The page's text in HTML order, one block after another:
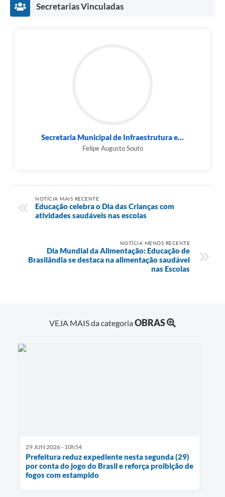
Secretarias Vinculadas
Secretaria Municipal de Infraestrutura e...
Felipe Augusto Souto
NOTÍCIA MAIS RECENTE
Educação celebra o Dia das Crianças com
atividades saudáveis nas escolas
NOTÍCIA MENOS RECENTE
Dia Mundial da Alimentação: Educação de
Brasilândia se destaca na alimentação saudável
nas Escolas
VEJA MAIS da categoriaOBRAS
29 JUN 2026 - 10h54
Prefeitura reduz expediente nesta segunda (29)
por conta do jogo do Brasil e reforça proibição de
fogos com estampido